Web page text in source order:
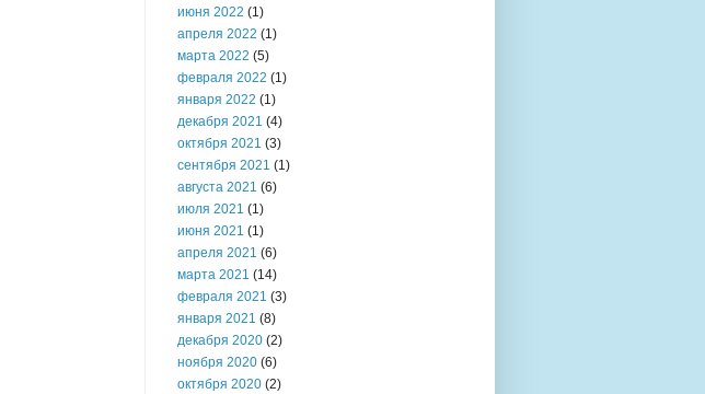
июня 2022 (1)
апреля 2022 (1)
марта 2022 (5)
февраля 2022 (1)
января 2022 (1)
декабря 2021 (4)
октября 2021 (3)
сентября 2021 (1)
августа 2021 (6)
июля 2021 (1)
июня 2021 (1)
апреля 2021 (6)
марта 2021 (14)
февраля 2021 (3)
января 2021 (8)
декабря 2020 (2)
ноября 2020 (6)
октября 2020 (2)